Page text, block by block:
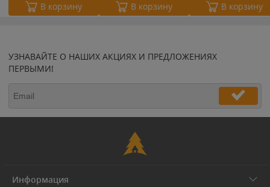
В корзину В корзину В корзину
УЗНАВАЙТЕ О НАШИХ АКЦИЯХ И ПРЕДЛОЖЕНИЯХ
ПЕРВЫМИ!
Информация